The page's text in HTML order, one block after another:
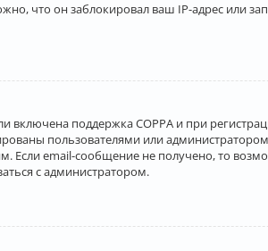
что он заблокировал ваш IP-адрес или
поддержка COPPA и при
пользователями или
Если email-сообщение не получено, то
с администратором.